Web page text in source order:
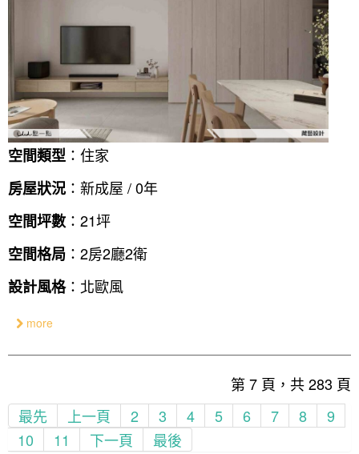
空間類型 ：住家
房屋狀況 ：新成屋 / 0年
空間坪數 ：21坪
空間格局 ：2房2廳2衛
設計風格：北歐風
more
第 7 頁，共 283 頁
最先
上一頁 2 3 4 5 6 7 8
9
10
11 下一頁 最後